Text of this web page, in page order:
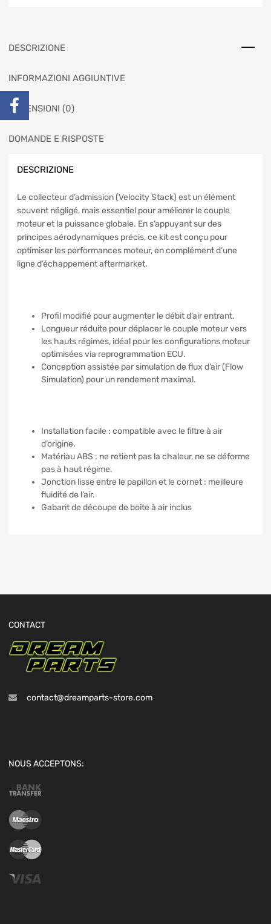
DESCRIZIONE
INFORMAZIONI AGGIUNTIVE
RECENSIONI (0)
DOMANDE E RISPOSTE
DESCRIZIONE
Le collecteur d’admission (Velocity Stack) est un élément
souvent négligé, mais essentiel pour améliorer le couple
moteur et la puissance globale. En s’appuyant sur des
principes aérodynamiques précis, ce kit est conçu pour
optimiser les performances moteur, en complément d’une
ligne d’échappement aftermarket.
Profil modifié pour augmenter le débit d’air entrant.
Longueur réduite pour déplacer le couple moteur vers
les hauts régimes, idéal pour les configurations moteur
optimisées via reprogrammation ECU.
Conception assistée par simulation de flux d’air (Flow
Simulation) pour un rendement maximal.
Installation facile : compatible avec le filtre à air
d’origine.
Matériau ABS : ne retient pas la chaleur, ne se déforme
pas à haut régime.
Jonction lisse entre le papillon et le cornet : meilleure
fluidité de l’air.
Gabarit de découpe de boite à air inclus
CONTACT
contact@dreamparts-store.com
NOUS ACCEPTONS: